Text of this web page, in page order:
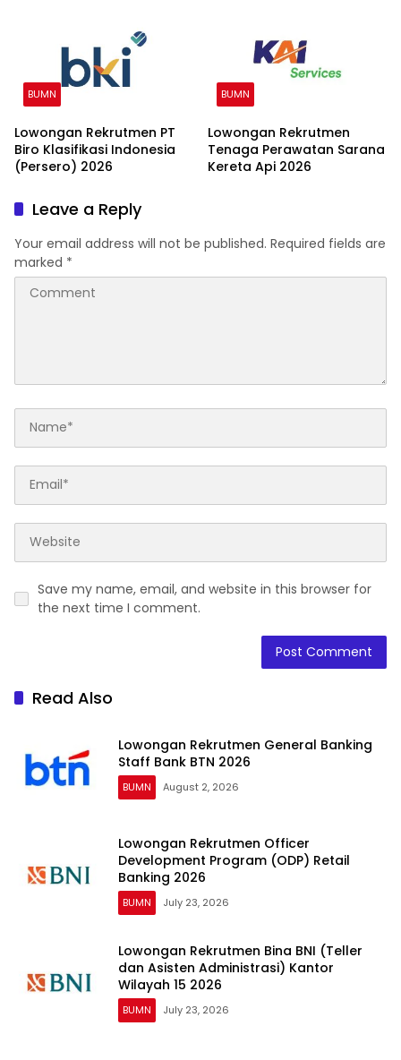
BUMN
Lowongan Rekrutmen PT
Biro Klasifikasi Indonesia
(Persero) 2026
BUMN
Lowongan Rekrutmen
Tenaga Perawatan Sarana
Kereta Api 2026
Leave a Reply
Your email address will not be published. Required fields are
marked *
Save my name, email, and website in this browser for
the next time I comment.
Read Also
Lowongan Rekrutmen General Banking
Staff Bank BTN 2026
BUMN August 2, 2026
Lowongan Rekrutmen Officer
Development Program (ODP) Retail
Banking 2026
BUMN July 23, 2026
Lowongan Rekrutmen Bina BNI (Teller
dan Asisten Administrasi) Kantor
Wilayah 15 2026
BUMN July 23, 2026